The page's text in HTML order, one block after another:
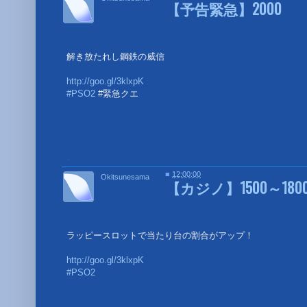
【予告緊急】2000
解き放たれし鋼鉄の威信
http://goo.gl/3klxpK
#PSO2 #緊急クエ
【カジノ】1500～
ラッピースロットで当たり台の割合がアップ！
http://goo.gl/3klxpK
#PSO2
Okitsunesama ■ 12:00:00